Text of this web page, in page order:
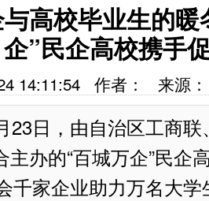
与高校毕业生的
企”民企高校携手
24 14:11:54 作者： 来源
23日，由自治区工商
主办的“百城万企”民企
千家企业助力万名大